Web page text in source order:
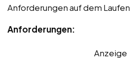
Anforderungen auf dem
Anforderungen:
Anzeige